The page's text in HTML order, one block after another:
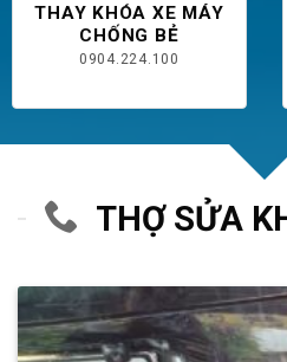
THAY KHÓA XE MÁY
CHỐNG BẺ
0904.224.100
THỢ SỬA